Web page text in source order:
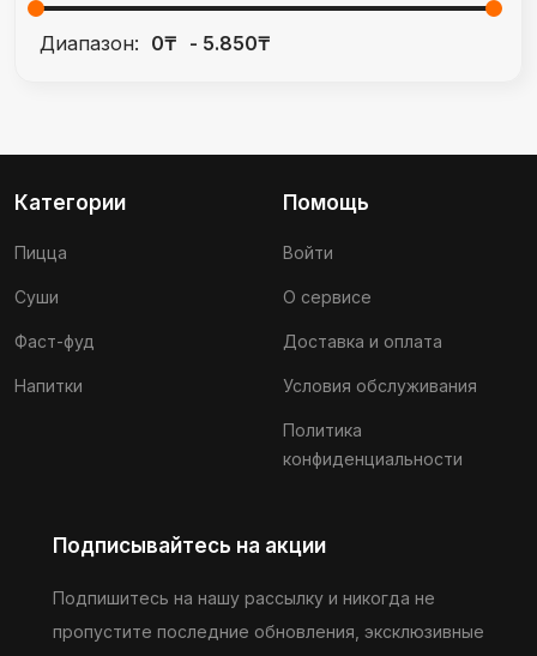
Диапазон: 0₸ 5.850₸
Категории
Пицца
Суши
Фаст-фуд
Напитки
Помощь
Войти
О сервисе
Доставка и оплата
Условия обслуживания
Политика
конфиденциальности
Подписывайтесь на акции
Подпишитесь на нашу рассылку и никогда не
пропустите последние обновления, эксклюзивные